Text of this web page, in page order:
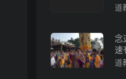
道
念
速
道